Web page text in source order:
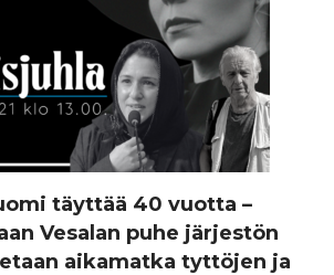
täyttää 40 vuotta –
Vesalan puhe järjestön
aikamatka tyttöjen ja